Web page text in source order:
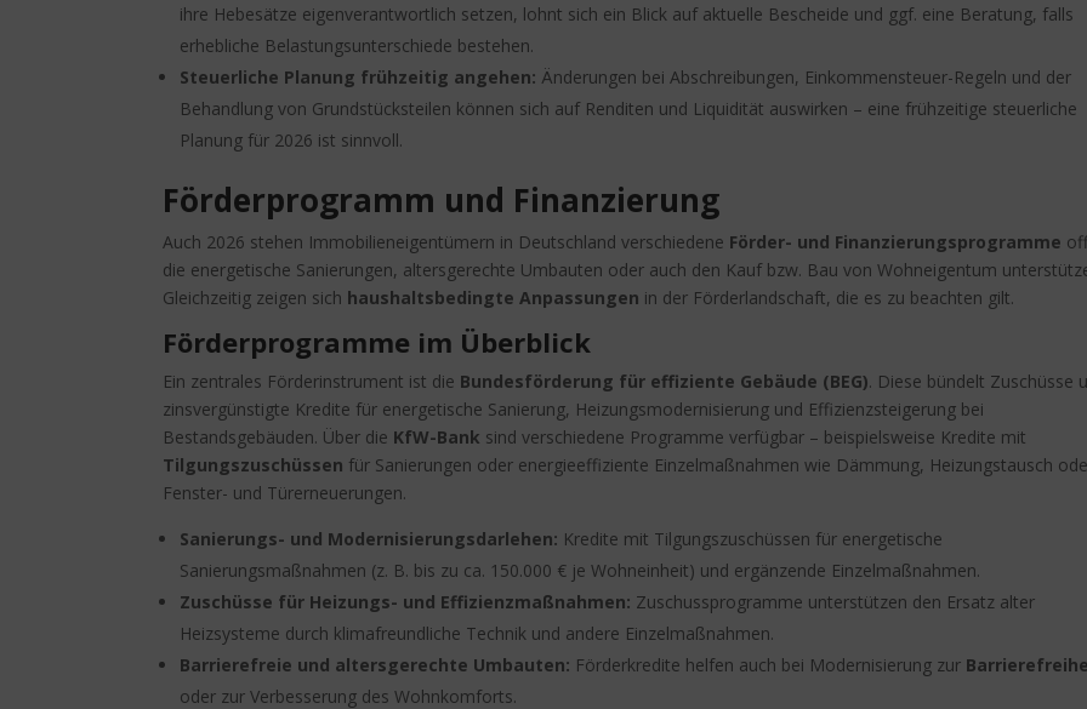
ihre Hebesätze eigenverantwortlich setzen, lohnt sich ein Blick auf aktuelle Bescheide und ggf. eine Beratung, falls
erhebliche Belastungsunterschiede bestehen.
Steuerliche Planung frühzeitig angehen: Änderungen bei Abschreibungen, Einkommensteuer-Regeln und der
Behandlung von Grundstücksteilen können sich auf Renditen und Liquidität auswirken – eine frühzeitige steuerliche
Planung für 2026 ist sinnvoll.
Förderprogramm und Finanzierung
Auch 2026 stehen Immobilieneigentümern in Deutschland verschiedene Förder- und Finanzierungsprogramme
die energetische Sanierungen, altersgerechte Umbauten oder auch den Kauf bzw. Bau von Wohneigentum
Gleichzeitig zeigen sich haushaltsbedingte Anpassungen in der Förderlandschaft, die es zu beachten gilt.
Förderprogramme im Überblick
Ein zentrales Förderinstrument ist die Bundesförderung für effiziente Gebäude (BEG). Diese bündelt Zuschüsse
zinsvergünstigte Kredite für energetische Sanierung, Heizungsmodernisierung und Effizienzsteigerung bei
Bestandsgebäuden. Über die KfW-Bank sind verschiedene Programme verfügbar – beispielsweise Kredite mit
Tilgungszuschüssen für Sanierungen oder energieeffiziente Einzelmaßnahmen wie Dämmung, Heizungstausch
Fenster- und Türerneuerungen.
Sanierungs- und Modernisierungsdarlehen: Kredite mit Tilgungszuschüssen für energetische
Sanierungsmaßnahmen (z. B. bis zu ca. 150.000 € je Wohneinheit) und ergänzende Einzelmaßnahmen.
Zuschüsse für Heizungs- und Effizienzmaßnahmen: Zuschussprogramme unterstützen den Ersatz alter
Heizsysteme durch klimafreundliche Technik und andere Einzelmaßnahmen.
Barrierefreie und altersgerechte Umbauten: Förderkredite helfen auch bei Modernisierung zur
oder zur Verbesserung des Wohnkomforts.